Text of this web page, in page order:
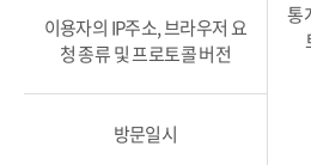
통
이용자의 IP주소, 브라우저 요
청 종류 및 프로토콜 버전
방문일시